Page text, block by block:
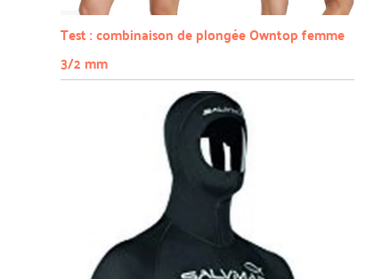
Test : combinaison de plongée Owntop femme
3/2 mm